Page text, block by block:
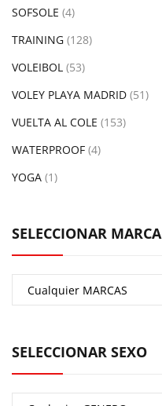
SOFSOLE (4)
TRAINING (128)
VOLEIBOL (53)
VOLEY PLAYA MADRID (51)
VUELTA AL COLE (153)
WATERPROOF (4)
YOGA (1)
SELECCIONAR MARCA
SELECCIONAR SEXO